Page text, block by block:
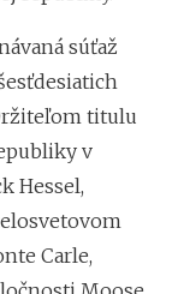
súťaž
titulu
v
Hessel,
Carle,